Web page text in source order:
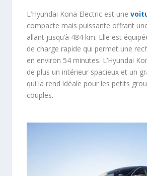
L’Hyundai Kona Electric est une
compacte mais puissante offrant
allant jusqu’à 484 km. Elle est
de charge rapide qui permet une
en environ 54 minutes. L’Hyundai
de plus un intérieur spacieux et un
qui la rend idéale pour les petits
couples.